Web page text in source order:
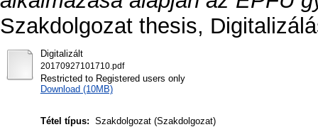
Szakdolgozat thesis,
Digitalizált
20170927101710.pdf
Restricted to Registered users only
Download (10MB)
Tétel típus: Szakdolgozat (Szakdolgozat)